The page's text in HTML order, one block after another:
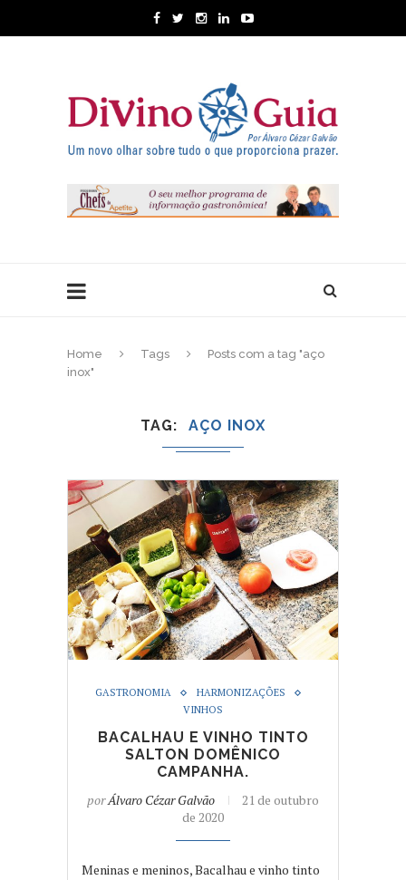
Home Tags
Posts com a tag "aço
inox"
TAG AÇO INOX
GASTRONOMIA
HARMONIZAÇÕES
VINHOS
BACALHAU E VINHO TINTO
SALTON DOMÊNICO
CAMPANHA.
porÁlvaro Cézar Galvão
21 de outubro
de 2020
Meninas e meninos, Bacalhau e vinho tinto